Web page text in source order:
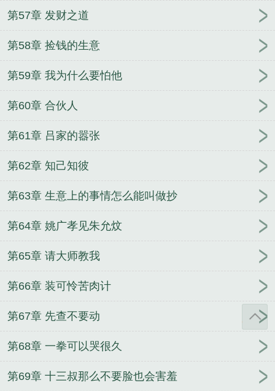
第57章 发财之道
第58章 捡钱的生意
第59章 我为什么要怕他
第60章 合伙人
第61章 吕家的嚣张
第62章 知己知彼
第63章 生意上的事情怎么能叫做抄
第64章 姚广孝见朱允炆
第65章 请大师教我
第66章 装可怜苦肉计
第67章 先查不要动
第68章 一拳可以哭很久
第69章 十三叔那么不要脸也会害羞